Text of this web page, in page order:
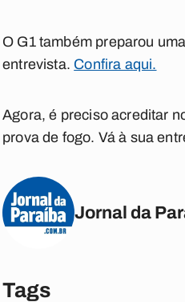
O G1também preparou
entrevista. Confira aqui.
Agora, é preciso acreditar
prova de fogo. Vá à sua
Jornal da
Tags